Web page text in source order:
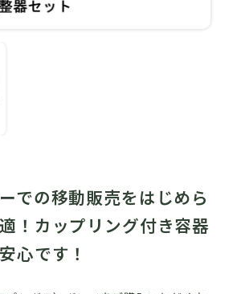
での移動販売をはじめら
！カップリング付き容器
心です！